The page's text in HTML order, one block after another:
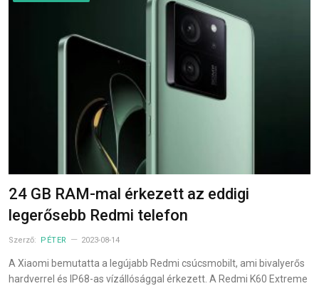
24 GB RAM-mal érkezett az eddigi
legerősebb Redmi telefon
Szerző: PÉTER 2023-08-14
A Xiaomi bemutatta a legújabb Redmi csúcsmobilt, ami bivalyerős
hardverrel és IP68-as vízállósággal érkezett. A Redmi K60 Extreme